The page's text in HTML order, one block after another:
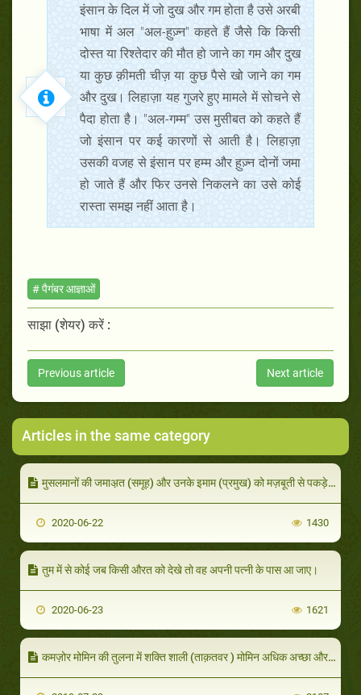
इंसान के दिल में जो दुख और गम होता है उसे अरबी
भाषा में अल "अल-ह़ुज़्न" कहते हैं जैसे कि किसी
दोस्त या रिश्तेदार की मौत हो जाने का गम और दुख
या कुछ क़ीमती चीज़ या कुछ पैसे खो जाने का गम
और दुख। लिहाज़ा यह गुजरे हुए मामले में सोचने से
पैदा होता है। "अल-गम्म" उस मुसीबत को कहते हैं
जो इंसान पर कई कारणों से आती है। लिहाज़ा
उसकी वजह से इंसान पर हम्म और ह़ुज़्न दोनों जमा
हो जाते हैं और फिर उनसे निकलने का उसे कोई
रास्ता समझ नहीं आता है।
# पैगंबर आज्ञाओं
साझा (शेयर) करें :
Previous article Next article
Articles in the same category
मुसलमानों की जमाअ़त (समूह) और उनके इमाम (प्रमुख) को मज़बूती से पकड़े रहना।
2020-06-22 1430
तुम में से कोई जब किसी औरत को देखे तो वह अपनी पत्नी के पास आ जाए।
2020-06-23 1621
कमज़ोर मोमिन की तुलना में शक्ति शाली (ताक़तवर ) मोमिन अधिक अच्छा और अल्लाह को अधिक प्रिय है रहो "